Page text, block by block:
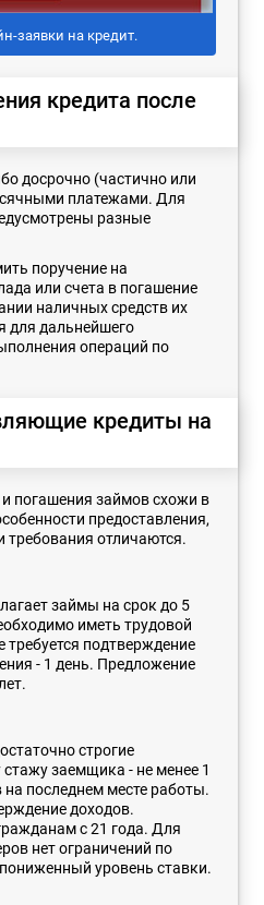
заявки на кредит.
кредита после
досрочно (частично или
платежами. Для
разные
поручение на
или счета в погашение
наличных средств их
для дальнейшего
операций по
кредиты на
погашения займов схожи в
предоставления,
требования отличаются.
займы на срок до 5
иметь трудовой
требуется подтверждение
- 1 день. Предложение
строгие
заемщика - не менее 1
на последнем месте работы.
доходов.
с 21 года. Для
нет ограничений по
уровень ставки.